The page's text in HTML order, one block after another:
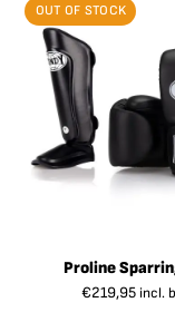
OUT OF STOCK
Proline
€219,95 incl.